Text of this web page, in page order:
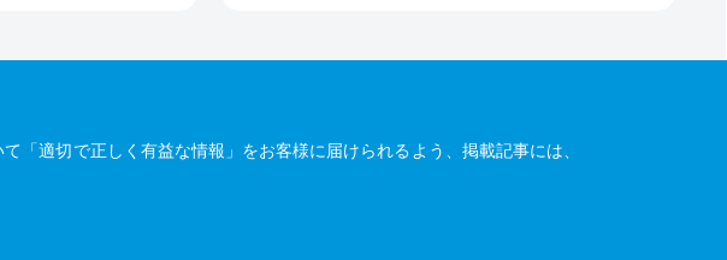
「適切で正しく有益な情報」をお客様に届けられるよう、掲載記事には、